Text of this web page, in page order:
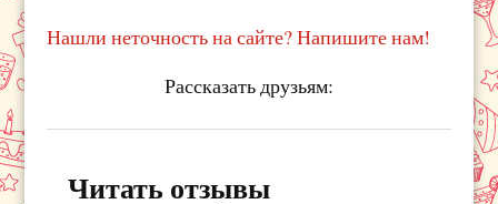
Нашли неточность на сайте? Напишите нам!
Рассказать друзьям:
Читать отзывы